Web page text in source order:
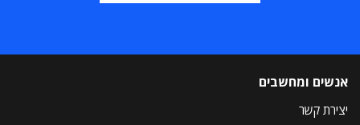
אנשים ומחשבים
יצירת קשר